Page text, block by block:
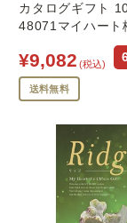
カタログギフト
48071マイハート
¥9,082 (税込)
送料無料